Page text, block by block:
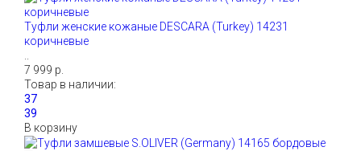
Туфли женские кожаные DESCARA (Turkey) 14231
коричневые
7 999 р.
Товар в наличии:
В корзину